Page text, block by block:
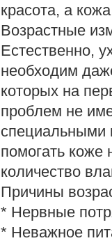
красота, а
Возрастные
Естественно,
необходим
которых на
проблем не
специальными
помогать коже
количество
Причины
* Нервные
* Неважное